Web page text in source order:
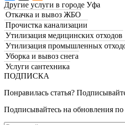
Другие услуги в городе Уфа
Откачка и вывоз ЖБО
Прочистка канализации
Утилизация медицинских отходов
Утилизация промышленных
Уборка и вывоз снега
Услуги сантехника
ПОДПИСКА
Понравилась статья?
Подписывайтесь на обновления